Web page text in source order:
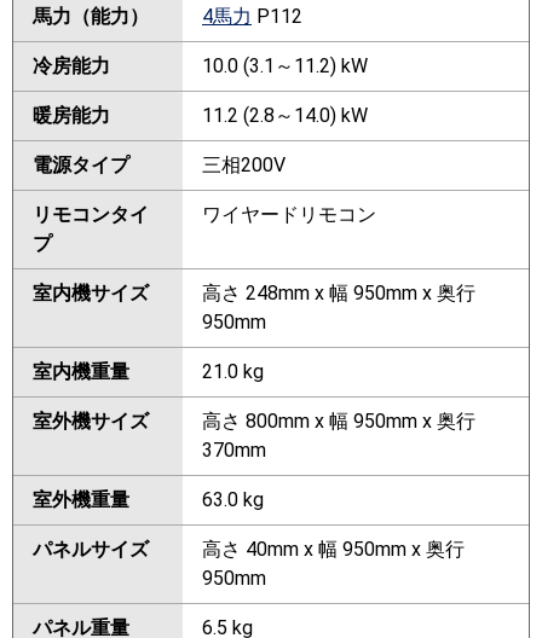
馬力（能力） 4馬力 P112
冷房能力 10.0 (3.1～11.2) kW
暖房能力 11.2 (2.8～14.0) kW
電源タイプ 三相200V
リモコンタイ
プ
ワイヤードリモコン
室内機サイズ
高さ 248mm x 幅 950mm x 奥行
950mm
室内機重量 21.0 kg
室外機サイズ
高さ 800mm x 幅 950mm x 奥行
370mm
室外機重量 63.0 kg
パネルサイズ
高さ 40mm x 幅 950mm x 奥行
950mm
パネル重量 6.5 kg